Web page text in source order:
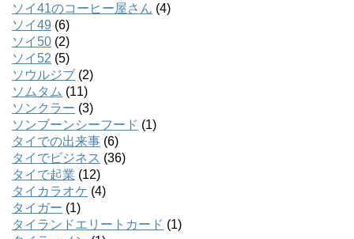
ソイ41のコーヒー屋さん (4)
ソイ49 (6)
ソイ50 (2)
ソイ52 (5)
ソウルジブ (2)
ソムタム (11)
ソンクラー (3)
ソンブーンシーフード (1)
タイでの出来事 (6)
タイでビジネス (36)
タイで起業 (12)
タイカラオケ (4)
タイガー (1)
タイランドエリートカード (1)